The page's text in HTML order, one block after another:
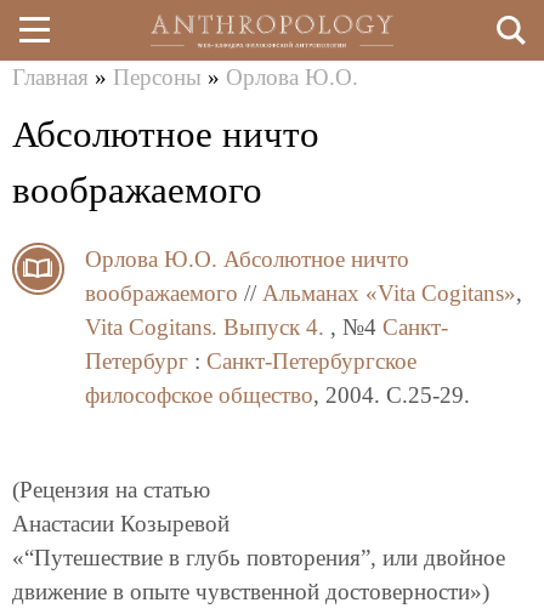
Перейти
к
здесь
Главная » Персоны » Орлова Ю.О.
Абсолютное ничто
воображаемого
Орлова Ю.О. Абсолютное ничто
воображаемого // Альманах «Vita Cogitans»,
Vita Cogitans. Выпуск 4. , №4 Санкт-
Петербург : Санкт-Петербургское
философское общество, 2004. C.25-29.
(Рецензия на статью
Анастасии Козыревой
«“Путешествие в глубь повторения”, или двойное
движение в опыте чувственной достоверности»)